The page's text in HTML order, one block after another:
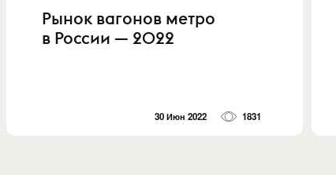
Рынок вагонов метро
в России — 2022
30 Июн 2022 1831